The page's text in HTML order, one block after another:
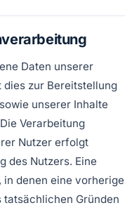
Daten unserer
dies zur Bereitstellung
unserer Inhalte
Verarbeitung
Nutzer erfolgt
des Nutzers. Eine
in denen eine vorherige
tatsächlichen Gründen